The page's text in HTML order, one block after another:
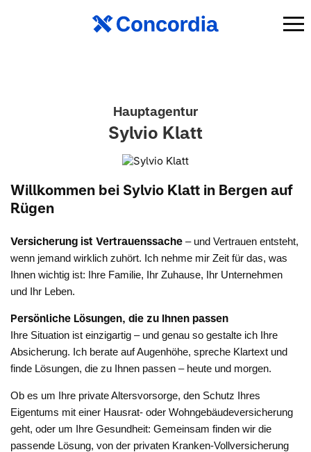
Hauptagentur
Sylvio Klatt
Willkommen bei Sylvio Klatt in Bergen auf
Rügen
Versicherung ist Vertrauenssache – und Vertrauen entsteht,
wenn jemand wirklich zuhört. Ich nehme mir Zeit für das, was
Ihnen wichtig ist: Ihre Familie, Ihr Zuhause, Ihr Unternehmen
und Ihr Leben.
Persönliche Lösungen, die zu Ihnen passen
Ihre Situation ist einzigartig – und genau so gestalte ich Ihre
Absicherung. Ich berate auf Augenhöhe, spreche Klartext und
finde Lösungen, die zu Ihnen passen – heute und morgen.
Ob es um Ihre private Altersvorsorge, den Schutz Ihres
Eigentums mit einer Hausrat- oder Wohngebäudeversicherung
geht, oder um Ihre Gesundheit: Gemeinsam finden wir die
passende Lösung, von der privaten Kranken-Vollversicherung